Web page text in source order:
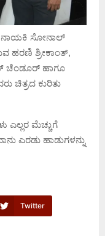
ನಾಯಕಿ ಸೋನಾಲ್
ಹರಣಿ ಶ್ರೀಕಾಂತ್,
ಚೆಂಡೂರ್ ಹಾಗೂ
ಚಿತ್ರದ ಕುರಿತು
ಎಲ್ಲರ ಮೆಚ್ಚುಗೆ
ಎರಡು ಹಾಡುಗಳನ್ನು
Twitter